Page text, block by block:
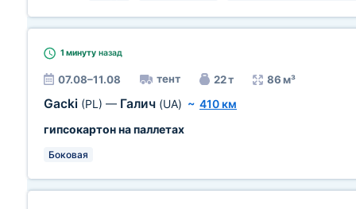
1 минуту назад
07.08–11.08 тент 22 т 86 м³
Gacki (PL) — Галич (UA) ~ 410 км
гипсокартон на паллетах
Боковая